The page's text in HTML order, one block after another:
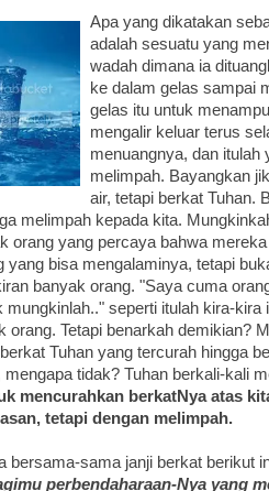
Apa yang dikatakan
adalah sesuatu yang
wadah dimana ia
ke dalam gelas sampai
gelas itu untuk
mengalir keluar terus
menuangnya, dan itulah
melimpah. Bayangkan
air, tetapi berkat Tuhan.
melimpah kepada kita.
orang yang percaya bahwa
yang bisa mengalaminya, tetapi
banyak orang. "Saya cuma
mungkinlah.." seperti itulah kira-kira
orang. Tetapi benarkah demikian?
Tuhan yang tercurah hingga
tidak? Tuhan berkali-kali
mencurahkan berkatNya atas
tetapi dengan melimpah.
bersama-sama janji berkat berikut
perbendaharaan-Nya yang